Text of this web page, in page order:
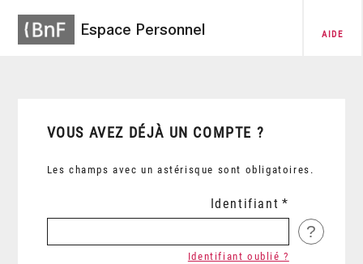
Espace Personnel AIDE
VOUS AVEZ DÉJÀ UN COMPTE ?
Les champs avec un astérisque sont obligatoires.
Identifiant
?
Identifiant oublié ?